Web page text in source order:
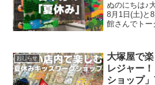
ぬのにちは♪
8月1日(土)と
館さんでトー
客さまにご
礼申し上
おしらせ
大塚屋で
レジャー
ショップ